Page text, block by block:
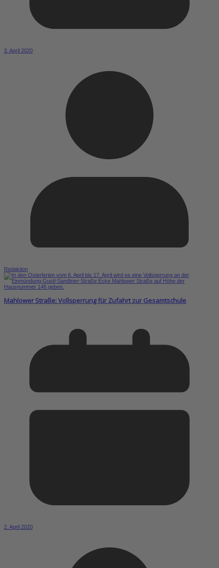
3. April 2020
Redaktion
Mahlower Straße: Vollsperrung für Zufahrt zur Gesamtschule
2. April 2020